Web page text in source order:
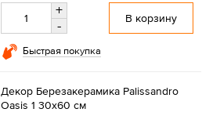
+
-
В корзину
Быстрая покупка
Декор Березакерамика Palissandro
Oasis 1 30х60 см